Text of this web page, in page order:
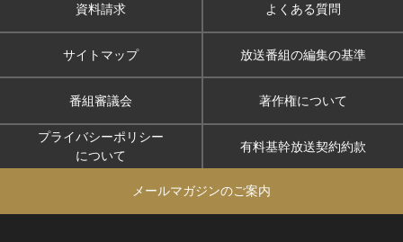
資料請求 よくある質問
サイトマップ 放送番組の編集の基準
番組審議会 著作権について
プライバシーポリシー
について
有料基幹放送契約約款
メールマガジンのご案内